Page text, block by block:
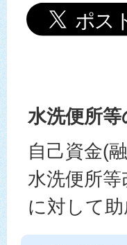
水洗便所
自己資金(
水洗便所
に対して